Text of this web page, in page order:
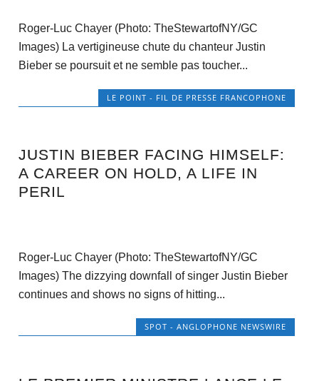
Roger-Luc Chayer (Photo: TheStewartofNY/GC
Images) La vertigineuse chute du chanteur Justin
Bieber se poursuit et ne semble pas toucher...
LE POINT - FIL DE PRESSE FRANCOPHONE
JUSTIN BIEBER FACING HIMSELF:
A CAREER ON HOLD, A LIFE IN
PERIL
Roger-Luc Chayer (Photo: TheStewartofNY/GC
Images) The dizzying downfall of singer Justin Bieber
continues and shows no signs of hitting...
SPOT - ANGLOPHONE NEWSWIRE